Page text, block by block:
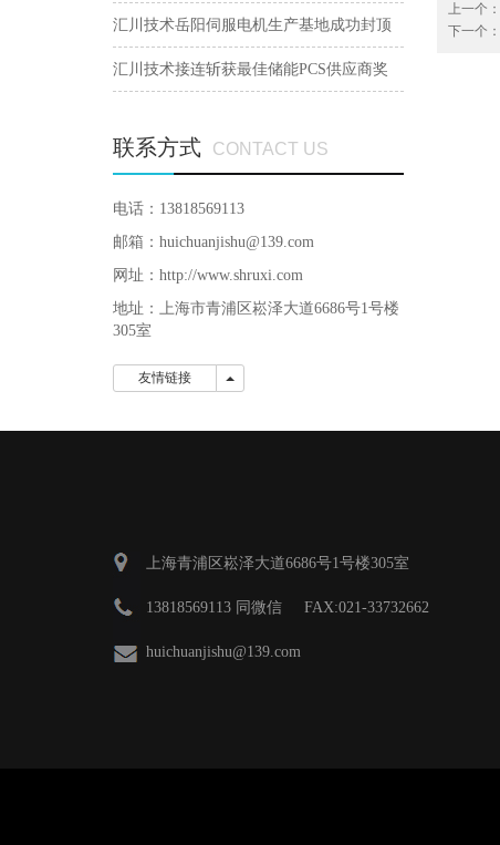
上一个：
下一个：
汇川技术岳阳伺服电机生产基地成功封顶
汇川技术接连斩获最佳储能PCS供应商奖
联系方式 CONTACT US
电话：13818569113
邮箱：huichuanjishu@139.com
网址：http://www.shruxi.com
地址：上海市青浦区崧泽大道6686号1号楼
305室
友情链接 友情链接
上海青浦区崧泽大道6686号1号楼305室
13818569113 同微信 FAX:021-33732662
huichuanjishu@139.com